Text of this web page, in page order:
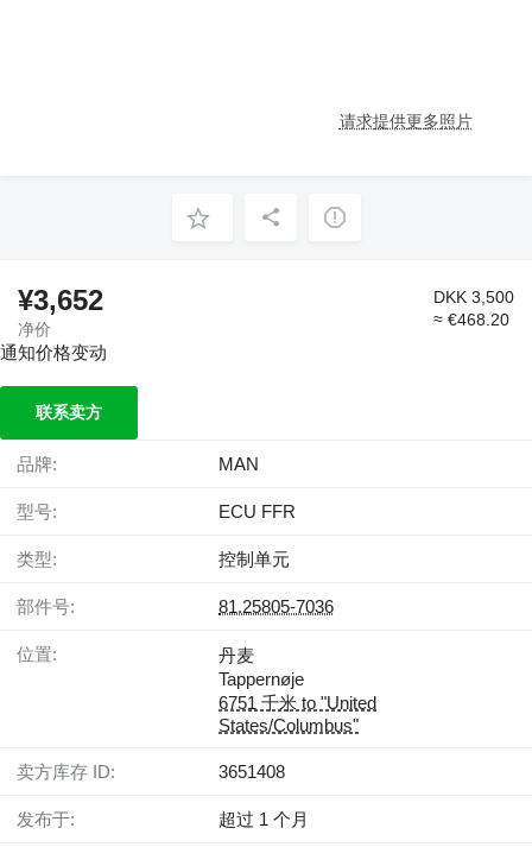
请求提供更多照片
¥3,652
净价
DKK 3,500
≈ €468.20
通知价格变动
联系卖方
品牌: MAN
型号: ECU FFR
类型: 控制单元
部件号: 81.25805-7036
位置:
丹麦
Tappernøje
6751 千米 to "United
States/Columbus"
卖方库存 ID: 3651408
发布于: 超过 1 个月